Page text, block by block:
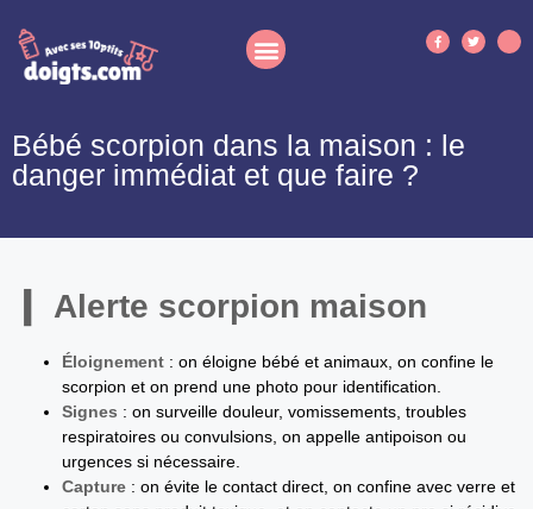
Bébé scorpion dans la maison : le
danger immédiat et que faire ?
Alerte scorpion maison
Éloignement : on éloigne bébé et animaux, on confine le
scorpion et on prend une photo pour identification.
Signes : on surveille douleur, vomissements, troubles
respiratoires ou convulsions, on appelle antipoison ou
urgences si nécessaire.
Capture : on évite le contact direct, on confine avec verre et